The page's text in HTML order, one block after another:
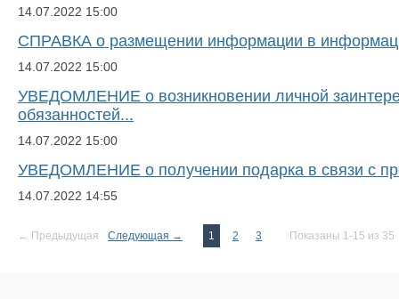
14.07.2022 15:00
СПРАВКА о размещении информации в
14.07.2022 15:00
УВЕДОМЛЕНИЕ о возникновении личной
обязанностей...
14.07.2022 15:00
УВЕДОМЛЕНИЕ о получении подарка в связи с
14.07.2022 14:55
← Предыдущая Следующая → 1 2 3 Показаны 1-15 из 35